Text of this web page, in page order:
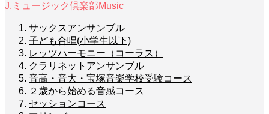
J.ミュージック倶楽部Music
サックスアンサンブル
子ども合唱(小学生以下)
レッツハーモニー（コーラス）
クラリネットアンサンブル
音高・音大・宝塚音楽学校受験コース
２歳から始める音感コース
セッションコース